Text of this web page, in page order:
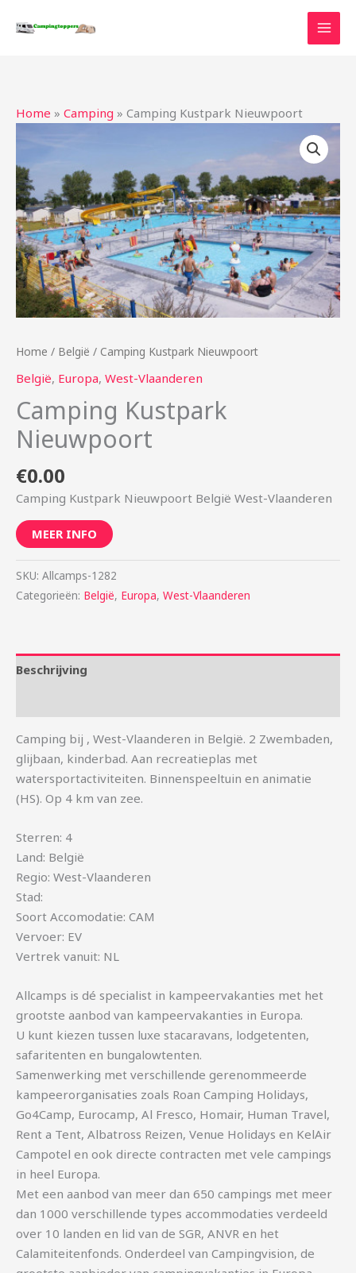
naar
Home » Camping » Camping Kustpark Nieuwpoort
Home / België / Camping Kustpark Nieuwpoort
België, Europa, West-Vlaanderen
Camping Kustpark
Nieuwpoort
€0.00
Camping Kustpark Nieuwpoort België West-Vlaanderen
MEER INFO
SKU: Allcamps-1282
Categorieën: België, Europa, West-Vlaanderen
Beschrijving
Camping bij , West-Vlaanderen in België. 2 Zwembaden,
glijbaan, kinderbad. Aan recreatieplas met
watersportactiviteiten. Binnenspeeltuin en animatie
(HS). Op 4 km van zee.
Sterren: 4
Land: België
Regio: West-Vlaanderen
Stad:
Soort Accomodatie: CAM
Vervoer: EV
Vertrek vanuit: NL
Allcamps is dé specialist in kampeervakanties met het
grootste aanbod van kampeervakanties in Europa.
U kunt kiezen tussen luxe stacaravans, lodgetenten,
safaritenten en bungalowtenten.
Samenwerking met verschillende gerenommeerde
kampeerorganisaties zoals Roan Camping Holidays,
Go4Camp, Eurocamp, Al Fresco, Homair, Human Travel,
Rent a Tent, Albatross Reizen, Venue Holidays en KelAir
Campotel en ook directe contracten met vele campings
in heel Europa.
Met een aanbod van meer dan 650 campings met meer
dan 1000 verschillende types accommodaties verdeeld
over 10 landen en lid van de SGR, ANVR en het
Calamiteitenfonds. Onderdeel van Campingvision, de